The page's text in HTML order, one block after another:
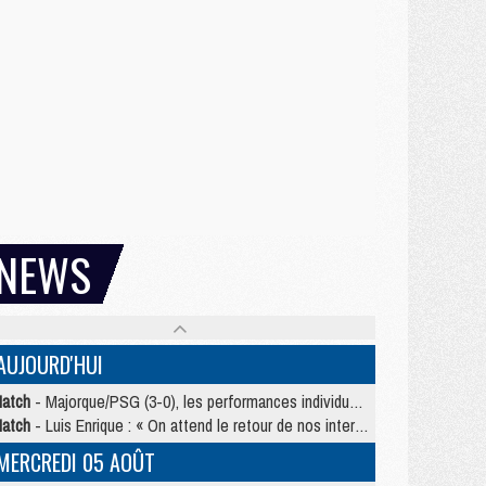
- Majorque/PSG (3-0), les performances individuelles
- Luis Enrique : « On attend le retour de nos internationaux »
05 AOÛT